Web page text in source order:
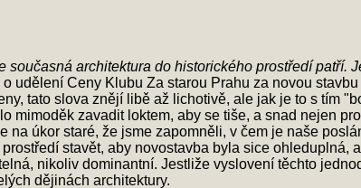
architektura do historického prostředí patří.
udělení Ceny Klubu Za starou Prahu za novou
tato slova znějí libě až lichotivě, ale jak je to s tím
mimoděk zavadit loktem, aby se tiše, a snad nejen
na úkor staré, že jsme zapomněli, v čem je naše
stavět, aby novostavba byla sice ohleduplná,
nikoliv dominantní. Jestliže vyslovení těchto
dějinách architektury.